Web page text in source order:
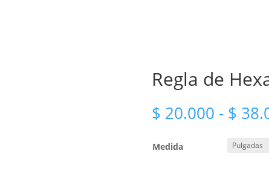
Regla de
$ 20.000 - $
Medida